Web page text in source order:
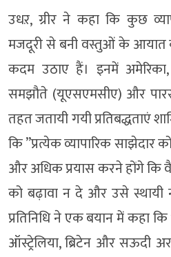
उधऱ, ग्रीर ने कहा कि कुछ
मजदूरी से बनी वस्तुओं के
कदम उठाए हैं। इनमें
समझौते (यूएसएमसीए) और
तहत जतायी गयी प्रतिबद्धताएं
कि ”प्रत्येक व्यापारिक साझेदार
और अधिक प्रयास करने होंगे कि
को बढ़ावा न दे और उसे स्थायी
प्रतिनिधि ने एक बयान में कहा कि
ऑस्ट्रेलिया, ब्रिटेन और सऊदी